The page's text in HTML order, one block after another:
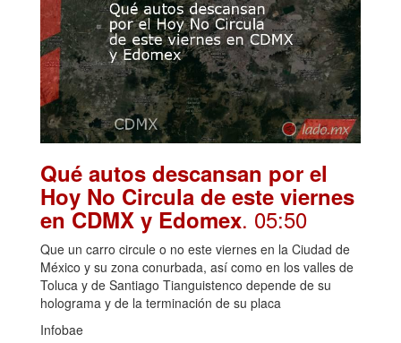
Qué autos descansan por el
Hoy No Circula de este viernes
en CDMX y Edomex. 05:50
Que un carro circule o no este viernes en la Ciudad de
México y su zona conurbada, así como en los valles de
Toluca y de Santiago Tianguistenco depende de su
holograma y de la terminación de su placa
Infobae